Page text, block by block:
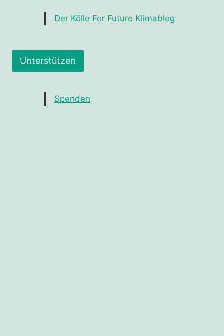
Der Kölle For Future Klimablog
Unterstützen
Spenden